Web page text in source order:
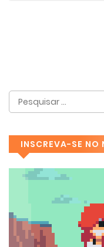
INSCREVA-SE NO